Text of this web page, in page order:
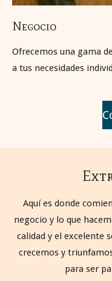
Negocio
Ofrecemos una gama
a tus necesidades
Aquí es donde
negocio y lo que
calidad y el excelente
crecemos y
para ser